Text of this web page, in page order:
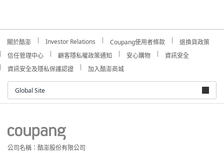
關於酷澎 Investor Relations Coupang使用者條款
退換貨政策
信任管理中心
顧客隱私權政策通知 安心購物
資訊安全
資訊安全及隱私保護認證
加入酷澎商城
Global Site
公司名稱：酷澎股份有限公司